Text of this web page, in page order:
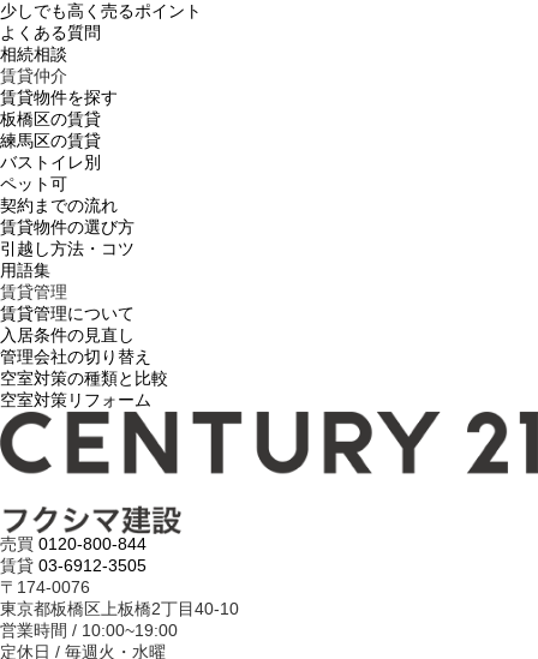
少しでも高く売るポイント
よくある質問
相続相談
賃貸仲介
賃貸物件を探す
板橋区の賃貸
練馬区の賃貸
バストイレ別
ペット可
契約までの流れ
賃貸物件の選び方
引越し方法・コツ
用語集
賃貸管理
賃貸管理について
入居条件の見直し
管理会社の切り替え
空室対策の種類と比較
空室対策リフォーム
売買 0120-800-844
賃貸 03-6912-3505
〒174-0076
東京都板橋区上板橋2丁目40-10
営業時間 / 10:00~19:00
定休日 / 毎週火・水曜